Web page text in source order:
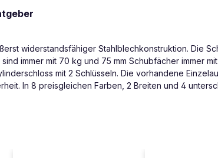
widerstandsfähiger Stahlblechkonstruktion. Die
immer mit 70 kg und 75 mm Schubfächer immer
mit 2 Schlüsseln. Die vorhandene
In 8 preisgleichen Farben, 2 Breiten und 4